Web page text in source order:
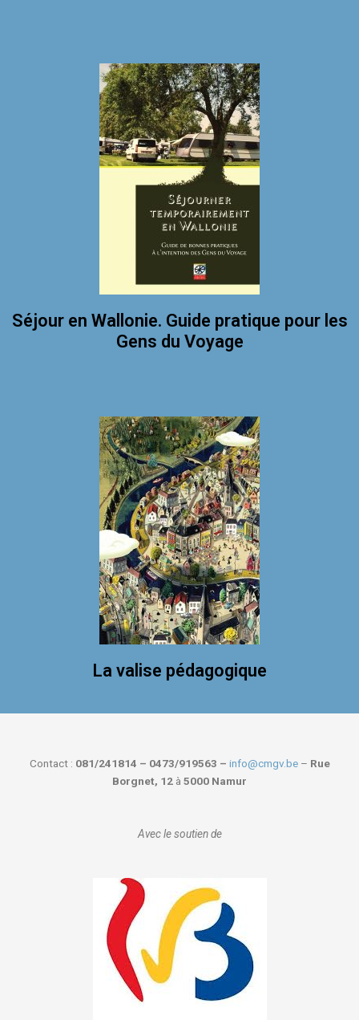
Séjour en Wallonie. Guide pratique pour les
Gens du Voyage
La valise pédagogique
Contact : 081/241814 – 0473/919563 – info@cmgv.be– Rue
Borgnet, 12 à 5000 Namur
Avec le soutien de